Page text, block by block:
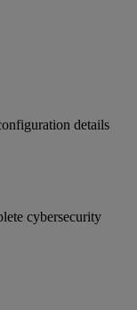
details
cybersecurity